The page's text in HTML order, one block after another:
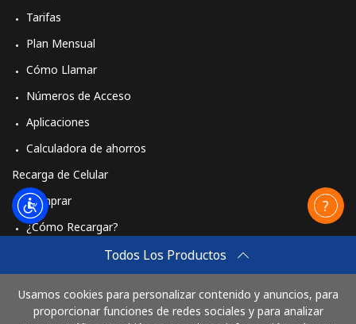
Todos Los Productos
Usamos cookies para personalizar contenido y anuncios, para
proporcionar funciones de redes sociales y para analizar
Tarifas
Plan Mensual
Cómo Llamar
Números de Acceso
Aplicaciones
Calculadora de ahorros
Recarga de Celular
Comprar
¿Cómo Recargar?
Comprar
Cómo funciona